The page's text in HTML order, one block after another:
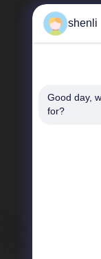
shenli
Good day,
for?